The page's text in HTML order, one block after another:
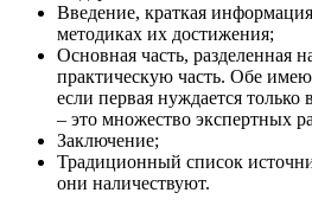
Введение, краткая
методиках их достижения;
Основная часть, разделенная
практическую часть. Обе
если первая нуждается только
– это множество экспертных
Заключение;
Традиционный список
они наличествуют.